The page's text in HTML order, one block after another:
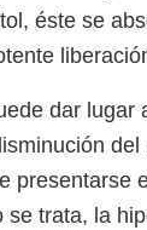
éste se
dar
presentarse
trata, la